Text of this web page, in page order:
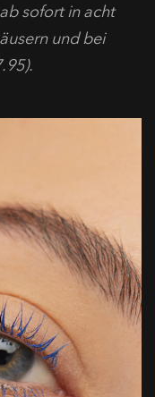
sofort in acht
und bei